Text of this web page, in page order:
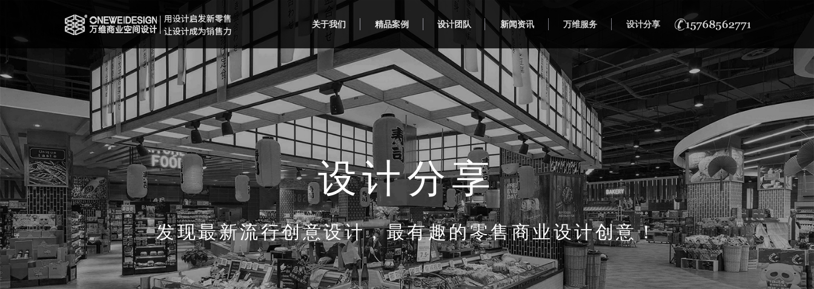
关于我们 精品案例 设计团队 新闻资讯 万维服务 设计分享
设计分享
发现最新流行创意设计，最有趣的零售商业设计创意！